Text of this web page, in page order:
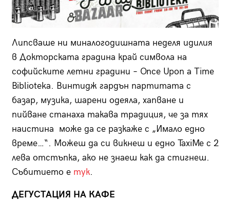
Липсваше ни миналогодишната неделя идилия
в Докторската градина край символа на
софийските летни градини – Once Upon a Time
Biblioteka. Винтидж гардън партитата с
базар, музика, шарени одеяла, хапване и
пийване станаха такава традиция, че за тях
наистина може да се разкаже с „Имало едно
време…“. Можеш да си викнеш и едно TaxiMe с 2
лева отстъпка, ако не знаеш как да стигнеш.
Събитието е тук.
ДЕГУСТАЦИЯ НА КАФЕ